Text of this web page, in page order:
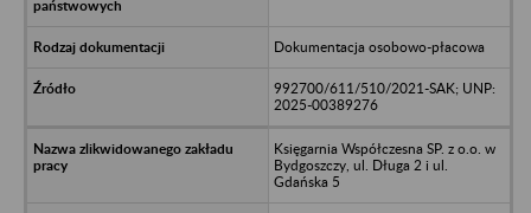
Dokumentacja osobowo-płacowa
992700/611/510/2021-SAK; UNP:
2025-00389276
Księgarnia Współczesna SP. z o.o. w
Bydgoszczy, ul. Długa 2 i ul.
Gdańska 5